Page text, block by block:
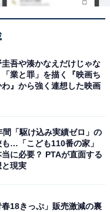
れるシステム。偏っ
狭くなり、何が正し
うのだとか。この「
思っているその『み
れた人々であり、一
偏った意見なのに偏
圭吾や湊かなえだけじゃな
「業と罪」を描く『映画ち
わ』から強く連想した映画
間「駆け込み実績ゼロ」の
も…「こども110番の家」
当に必要？ PTAが直面する
と現実
春18きっぷ」販売激減の裏